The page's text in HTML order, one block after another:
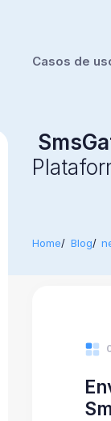
Casos de
Home Blog